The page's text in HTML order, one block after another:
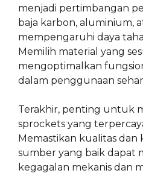
menjadi pertimbangan
baja karbon, aluminium,
mempengaruhi daya
Memilih material yang
mengoptimalkan
dalam penggunaan
Terakhir, penting untuk
sprockets yang
Memastikan kualitas
sumber yang baik dapat
kegagalan mekanis dan